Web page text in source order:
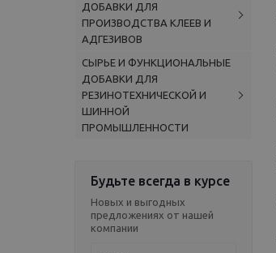
ДОБАВКИ ДЛЯ
ПРОИЗВОДСТВА КЛЕЕВ И
АДГЕЗИВОВ
СЫРЬЕ И ФУНКЦИОНАЛЬНЫЕ
ДОБАВКИ ДЛЯ
РЕЗИНОТЕХНИЧЕСКОЙ И
ШИННОЙ
ПРОМЫШЛЕННОСТИ
Будьте всегда в курсе
Новых и выгодных
предложениях от нашей
компании